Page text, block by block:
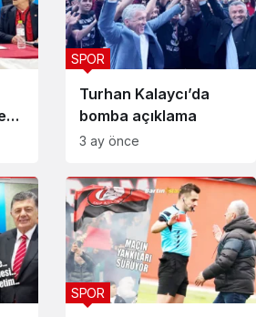
Turhan Kalaycı’da
bomba açıklama
SPOR
3 ay önce
SPOR